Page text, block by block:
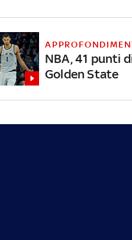
NBA, 41 punti
Golden State